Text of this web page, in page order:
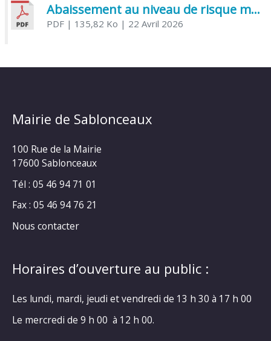
Abaissement au niveau de risque modéré de l’Influenza aviaire
PDF| 135,82 Ko | 22 Avril 2026
Mairie de Sablonceaux
100 Rue de la Mairie
17600 Sablonceaux
Tél : 05 46 94 71 01
Fax : 05 46 94 76 21
Nous contacter
Horaires d’ouverture au public :
Les lundi, mardi, jeudi et vendredi de 13 h 30 à 17 h 00
Le mercredi de 9 h 00 à 12 h 00.